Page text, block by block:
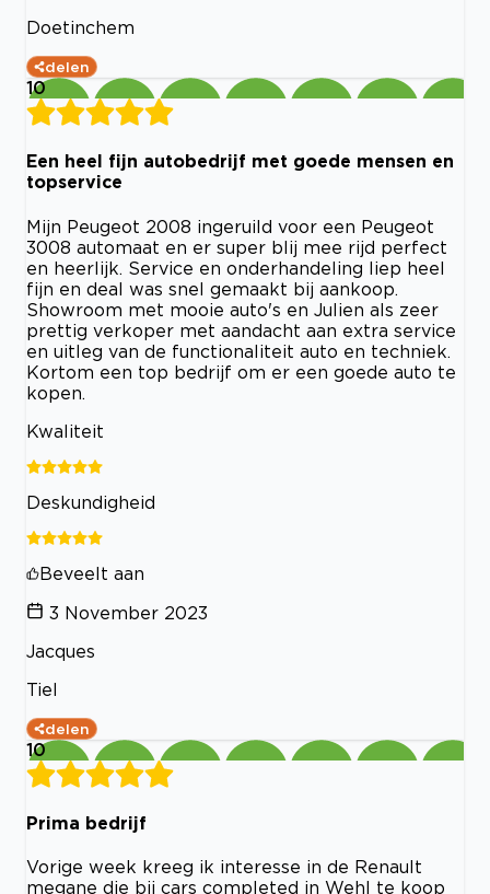
Doetinchem
delen
10
Een heel fijn autobedrijf met goede mensen en
topservice
Mijn Peugeot 2008 ingeruild voor een Peugeot
3008 automaat en er super blij mee rijd perfect
en heerlijk. Service en onderhandeling liep heel
fijn en deal was snel gemaakt bij aankoop.
Showroom met mooie auto's en Julien als zeer
prettig verkoper met aandacht aan extra service
en uitleg van de functionaliteit auto en techniek.
Kortom een top bedrijf om er een goede auto te
kopen.
Kwaliteit
Deskundigheid
Beveelt aan
3 November 2023
Jacques
Tiel
delen
10
Prima bedrijf
Vorige week kreeg ik interesse in de Renault
megane die bij cars completed in Wehl te koop